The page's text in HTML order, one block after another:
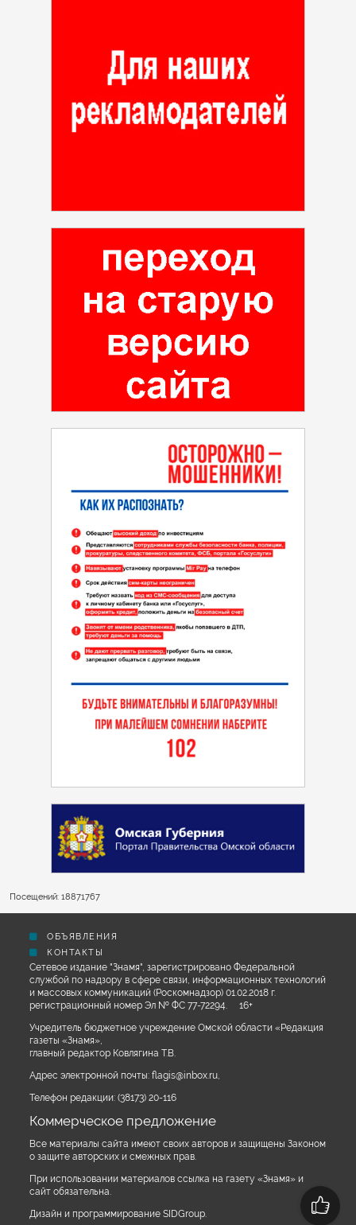
Посещений: 18871767
ОБЪЯВЛЕНИЯ
КОНТАКТЫ
Сетевое издание "Знамя", зарегистрировано Федеральной
службой по надзору в сфере связи, информационных технологий
и массовых коммуникаций (Роскомнадзор) 01.02.2018 г.
регистрационный номер Эл № ФС 77-72294. 16+
Учредитель бюджетное учреждение Омской области «Редакция
газеты «Знамя»,
главный редактор Ковлягина Т.В.
Адрес электронной почты: flagis@inbox.ru,
Телефон редакции: (38173) 20-116
Коммерческое предложение
Все материалы сайта имеют своих авторов и защищены Законом
о защите авторских и смежных прав.
При использовании материалов ссылка на газету «Знамя» и
сайт обязательна.
Дизайн и программирование SIDGroup.